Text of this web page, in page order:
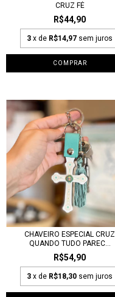
CRUZ FÉ
R$44,90
3 x de R$14,97 sem juros
CHAVEIRO ESPECIAL CRUZ
QUANDO TUDO PAREC...
R$54,90
3 x de R$18,30 sem juros